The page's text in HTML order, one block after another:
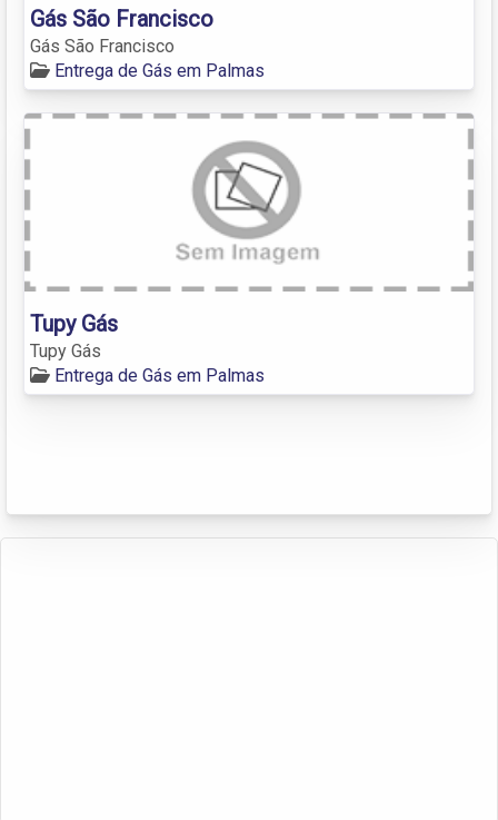
Gás São Francisco
Gás São Francisco
Entrega de Gás em Palmas
Tupy Gás
Tupy Gás
Entrega de Gás em Palmas